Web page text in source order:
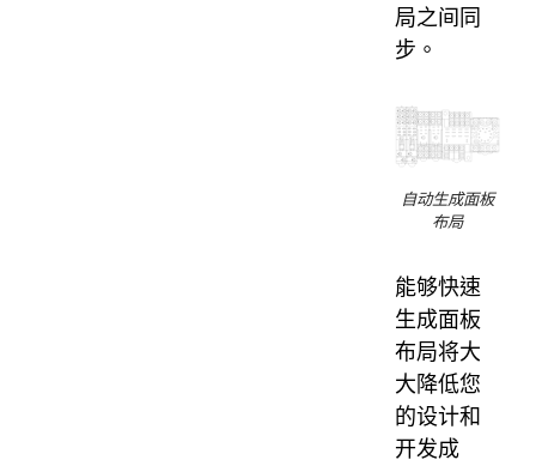
局之间同
步。
自动生成面板
布局
能够快速
生成面板
布局将大
大降低您
的设计和
开发成